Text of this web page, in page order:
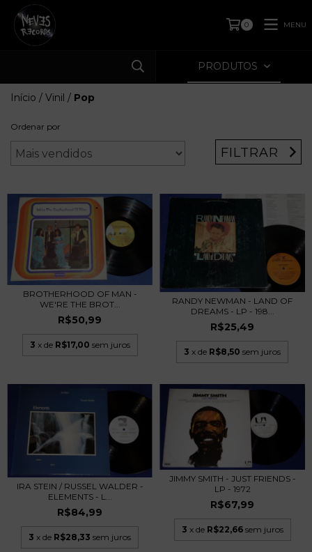
0 MENU
PRODUTOS
Início / Vinil / Pop
Ordenar por
FILTRAR
BROTHERHOOD OF MAN -
WE'RE THE BROT...
R$50,99
3 x de R$17,00 sem juros
RANDY NEWMAN - LAND OF
DREAMS - LP - 198...
R$25,49
3 x de R$8,50 sem juros
IRA STEIN / RUSSEL WALDER -
ELEMENTS - L...
R$84,99
3 x de R$28,33 sem juros
JIMMY SMITH - JUST FRIENDS -
LP - 1972
R$67,99
3 x de R$22,66 sem juros